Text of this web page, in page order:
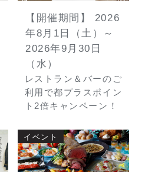
【開催期間】 2026
年8月1日（土）～
2026年9月30日
（水）
レストラン＆バーのご
利用で都プラスポイン
ト2倍キャンペーン！
イベント